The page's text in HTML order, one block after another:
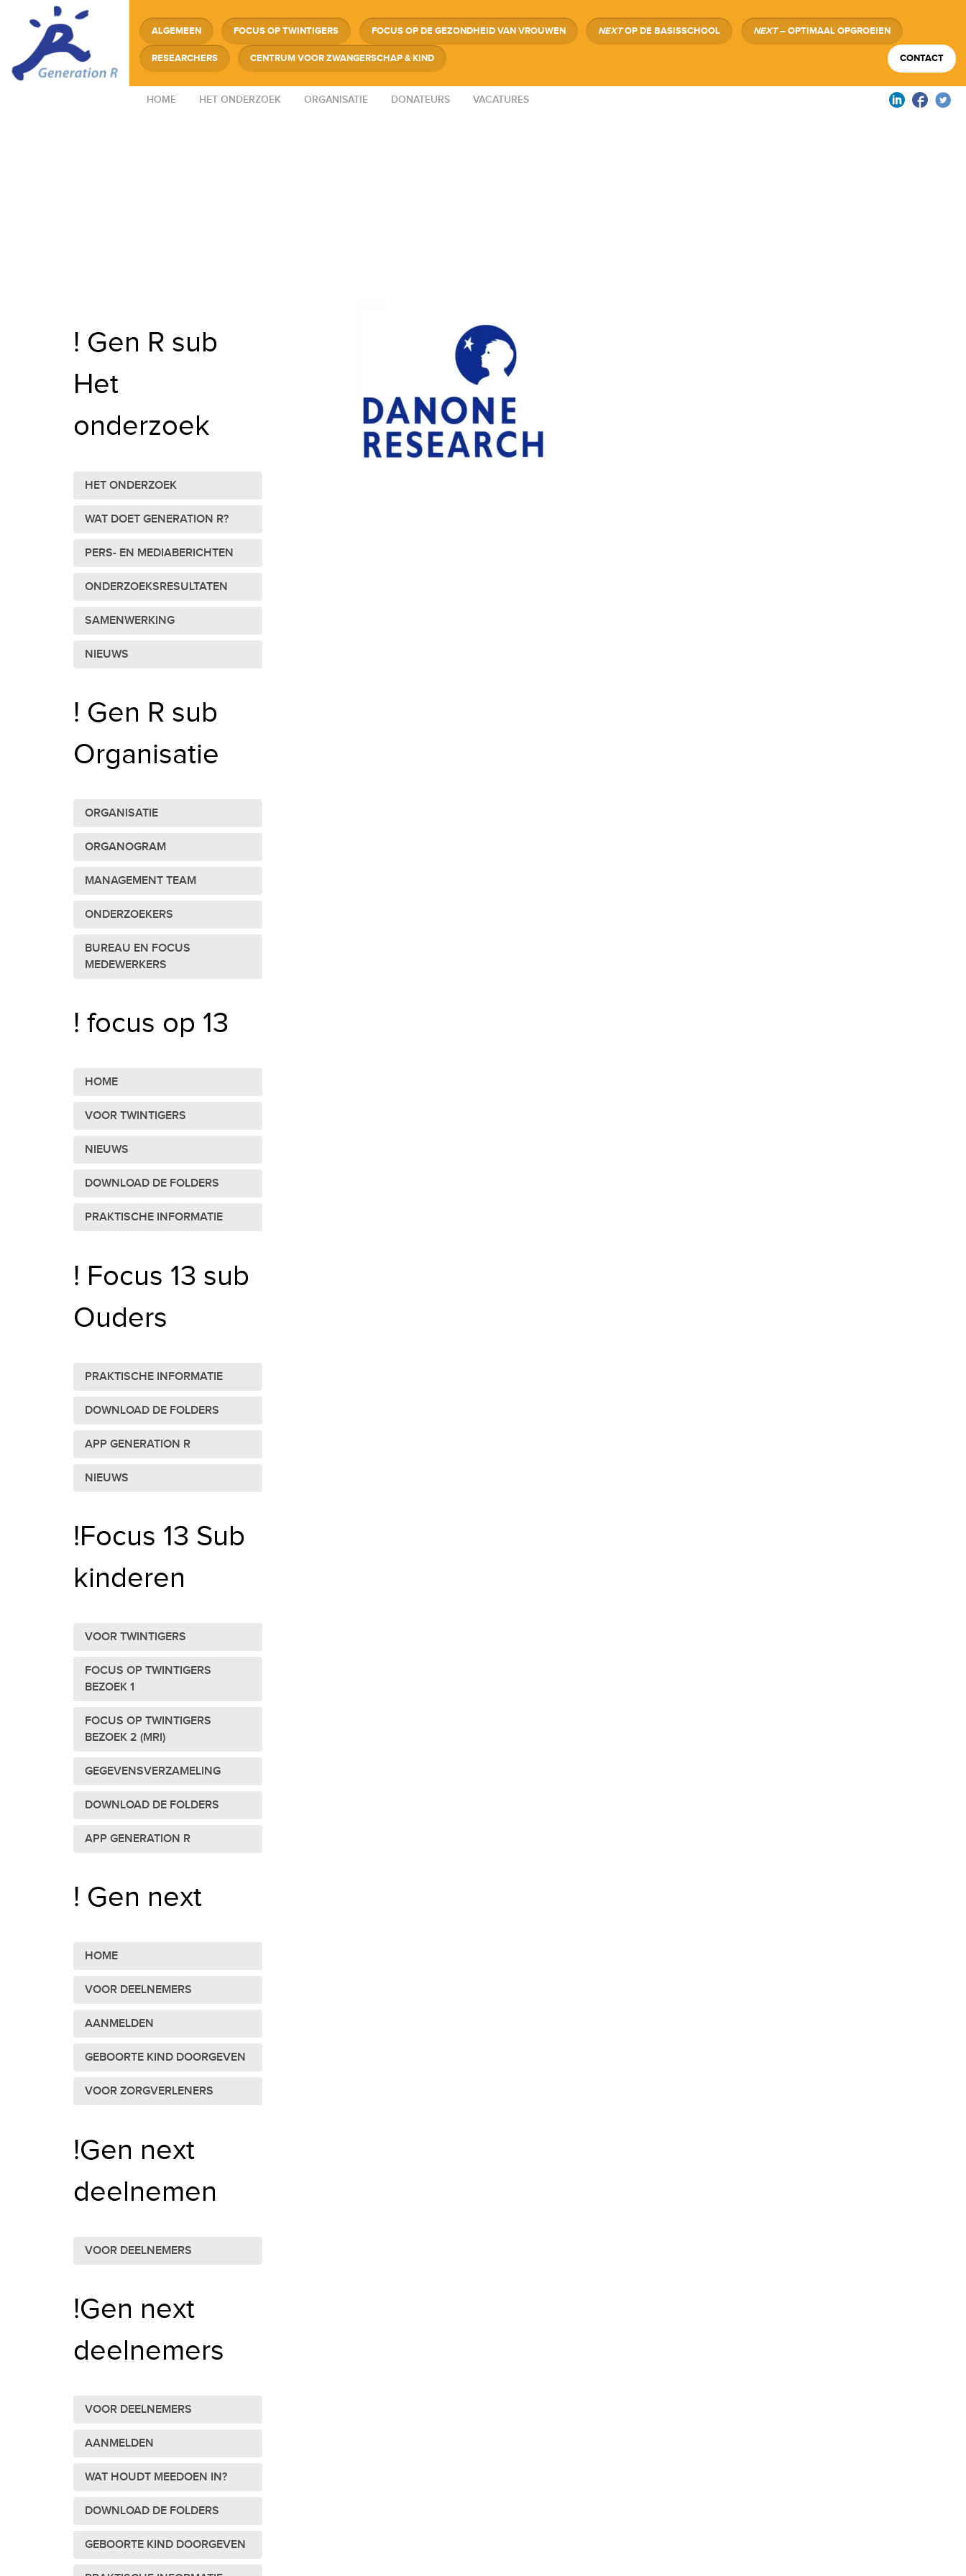
ALGEMEEN FOCUS OP TWINTIGERS FOCUS OP DE GEZONDHEID VAN VROUWEN NEXTOP DE BASISSCHOOL NEXT– OPTIMAAL OPGROEIEN
RESEARCHERS CENTRUM VOOR ZWANGERSCHAP & KIND CONTACT
HOME HET ONDERZOEK ORGANISATIE DONATEURS VACATURES
! Gen R sub
Het
onderzoek
HET ONDERZOEK
WAT DOET GENERATION R?
PERS- EN MEDIABERICHTEN
ONDERZOEKSRESULTATEN
SAMENWERKING
NIEUWS
! Gen R sub
Organisatie
ORGANISATIE
ORGANOGRAM
MANAGEMENT TEAM
ONDERZOEKERS
BUREAU EN FOCUS
MEDEWERKERS
! focus op 13
HOME
VOOR TWINTIGERS
NIEUWS
DOWNLOAD DE FOLDERS
PRAKTISCHE INFORMATIE
! Focus 13 sub
Ouders
PRAKTISCHE INFORMATIE
DOWNLOAD DE FOLDERS
APP GENERATION R
NIEUWS
!Focus 13 Sub
kinderen
VOOR TWINTIGERS
FOCUS OP TWINTIGERS
BEZOEK 1
FOCUS OP TWINTIGERS
BEZOEK 2 (MRI)
GEGEVENSVERZAMELING
DOWNLOAD DE FOLDERS
APP GENERATION R
! Gen next
HOME
VOOR DEELNEMERS
AANMELDEN
GEBOORTE KIND DOORGEVEN
VOOR ZORGVERLENERS
!Gen next
deelnemen
VOOR DEELNEMERS
!Gen next
deelnemers
VOOR DEELNEMERS
AANMELDEN
WAT HOUDT MEEDOEN IN?
DOWNLOAD DE FOLDERS
GEBOORTE KIND DOORGEVEN